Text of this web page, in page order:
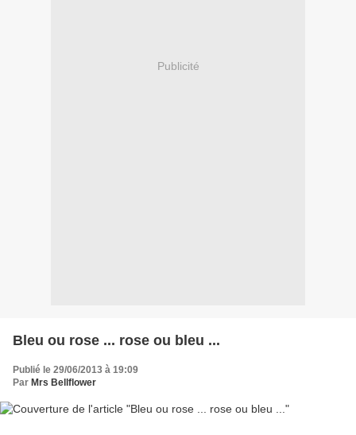
Publicité
Bleu ou rose ... rose ou bleu ...
Publié le 29/06/2013 à 19:09
Par Mrs Bellflower